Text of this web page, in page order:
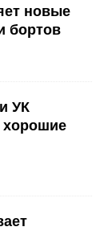
новые
бортов
УК
хорошие